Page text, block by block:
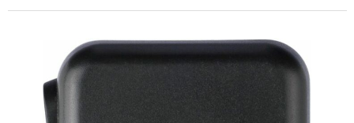
Minimale afname: 1